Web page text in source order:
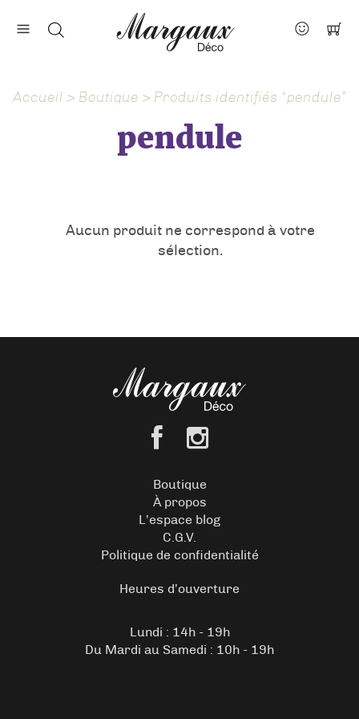
Nos marques
À propos
Actus
Accueil > Boutique > Produits identifiés “pendule”
pendule
Aucun produit ne correspond à votre
sélection.
Boutique
À propos
L’espace blog
C.G.V.
Politique de confidentialité
Heures d’ouverture
Lundi : 14h - 19h
Du Mardi au Samedi : 10h - 19h